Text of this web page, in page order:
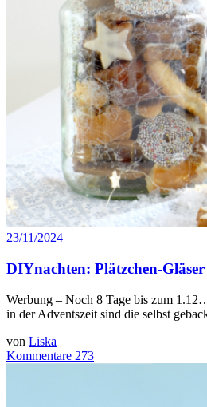
23/11/2024
DIYnachten: Plätzchen-
Werbung – Noch 8 Tage bis zum
in der Adventszeit sind die selbst
von Liska
Kommentare 273